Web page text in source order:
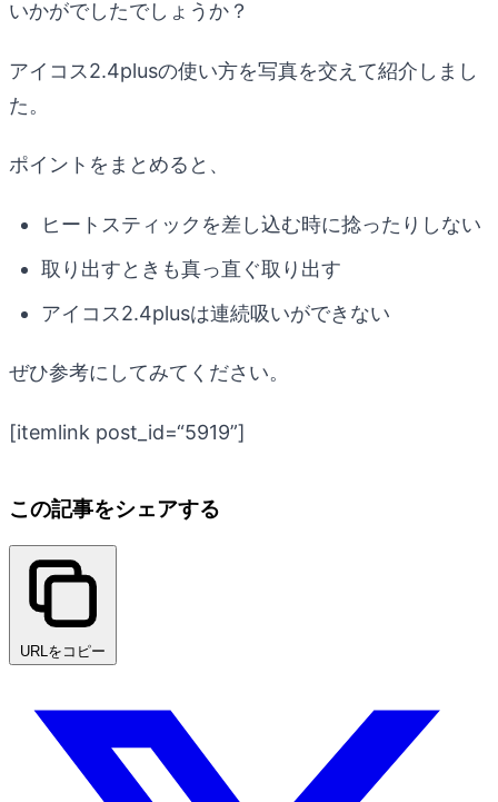
いかがでしたでしょうか？
アイコス2.4plusの使い方を写真を交えて紹介しまし
た。
ポイントをまとめると、
ヒートスティックを差し込む時に捻ったりしない
取り出すときも真っ直ぐ取り出す
アイコス2.4plusは連続吸いができない
ぜひ参考にしてみてください。
[itemlink post_id=“5919”]
この記事をシェアする
URLをコピー